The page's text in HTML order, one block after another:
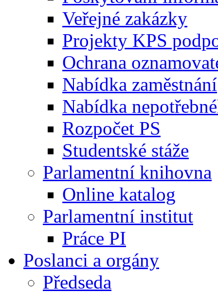
Veřejné zakázky
Projekty KPS
Ochrana
Nabídka zaměstnání
Nabídka
Rozpočet PS
Studentské stáže
Parlamentní knihovna
Online katalog
Parlamentní institut
Práce PI
Poslanci a orgány
Předseda